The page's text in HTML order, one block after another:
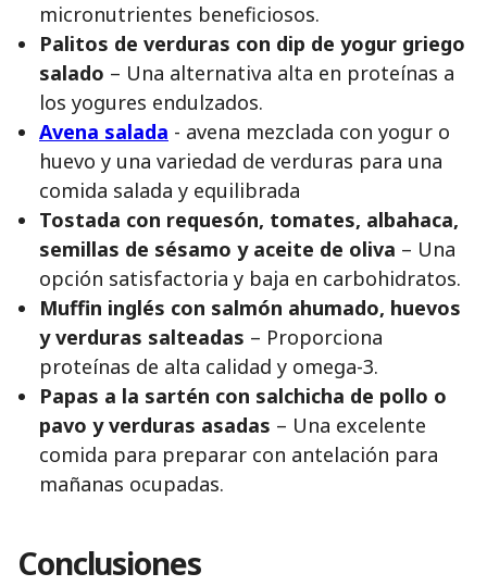
micronutrientes beneficiosos.
Palitos de verduras con dip de yogur griego
salado – Una alternativa alta en proteínas a
los yogures endulzados.
Avena salada - avena mezclada con yogur o
huevo y una variedad de verduras para una
comida salada y equilibrada
Tostada con requesón, tomates, albahaca,
semillas de sésamo y aceite de oliva – Una
opción satisfactoria y baja en carbohidratos.
Muffin inglés con salmón ahumado, huevos
y verduras salteadas – Proporciona
proteínas de alta calidad y omega-3.
Papas a la sartén con salchicha de pollo o
pavo y verduras asadas – Una excelente
comida para preparar con antelación para
mañanas ocupadas.
Conclusiones